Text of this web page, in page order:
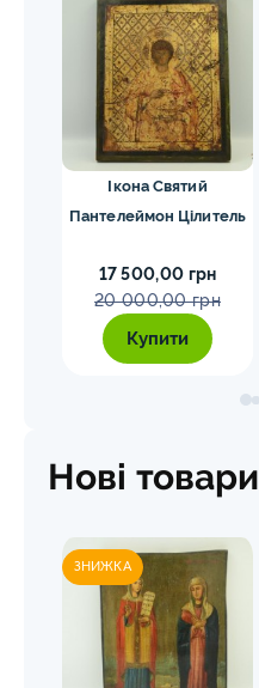
Ікона Святий
Пантелеймон Цілитель
17 500,00 грн
20 000,00 грн
Купити
Нові товари
ЗНИЖКА